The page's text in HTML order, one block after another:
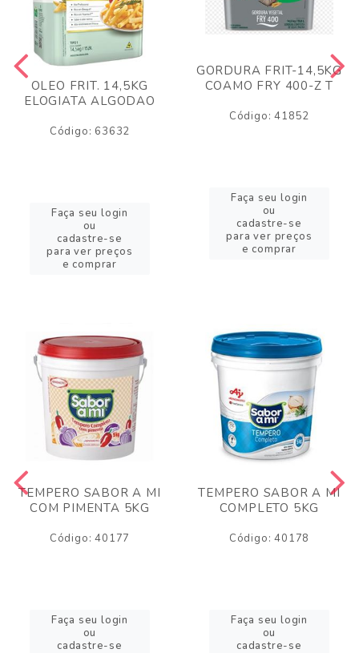
OLEO FRIT. 14,5KG
ELOGIATA ALGODAO
Código: 63632
Faça seu login
ou
cadastre-se
para ver preços
e comprar
GORDURA FRIT-14,5KG
COAMO FRY 400-Z T
Código: 41852
Faça seu login
ou
cadastre-se
para ver preços
e comprar
TEMPERO SABOR A MI
COM PIMENTA 5KG
Código: 40177
Faça seu login
ou
cadastre-se
TEMPERO SABOR A MI
COMPLETO 5KG
Código: 40178
Faça seu login
ou
cadastre-se